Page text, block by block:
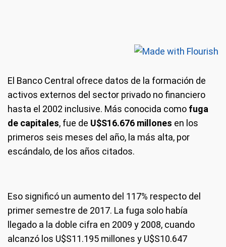
El Banco Central ofrece datos de la formación de
activos externos del sector privado no financiero
hasta el 2002 inclusive. Más conocida como fuga
de capitales, fue de U$S16.676 millones en los
primeros seis meses del año, la más alta, por
escándalo, de los años citados.
Eso significó un aumento del 117% respecto del
primer semestre de 2017. La fuga solo había
llegado a la doble cifra en 2009 y 2008, cuando
alcanzó los U$S11.195 millones y U$S10.647